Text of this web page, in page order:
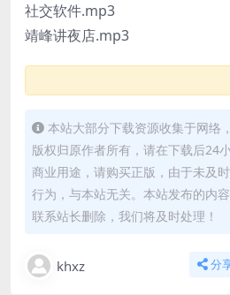
社交软件.mp3
靖峰讲夜店.mp3
本站大部分下载资源收集于网络
版权归原作者所有，请在下载后24
商业用途，请购买正版，由于未及
行为，与本站无关。本站发布的内
联系站长删除，我们将及时处理！
khxz 分